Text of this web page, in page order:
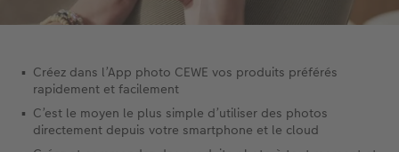
Créez dans l’App photo CEWE vos produits préférés
rapidement et facilement
C’est le moyen le plus simple d’utiliser des photos
directement depuis votre smartphone et le cloud